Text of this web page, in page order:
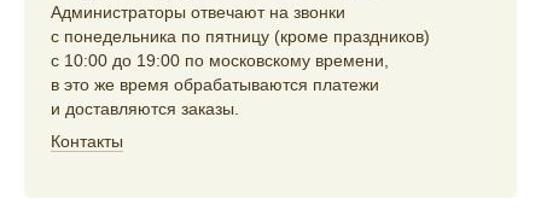
Администраторы отвечают на звонки
с понедельника по пятницу (кроме праздников)
с 10:00 до 19:00 по московскому времени,
в это же время обрабатываются платежи
и доставляются заказы.
Контакты